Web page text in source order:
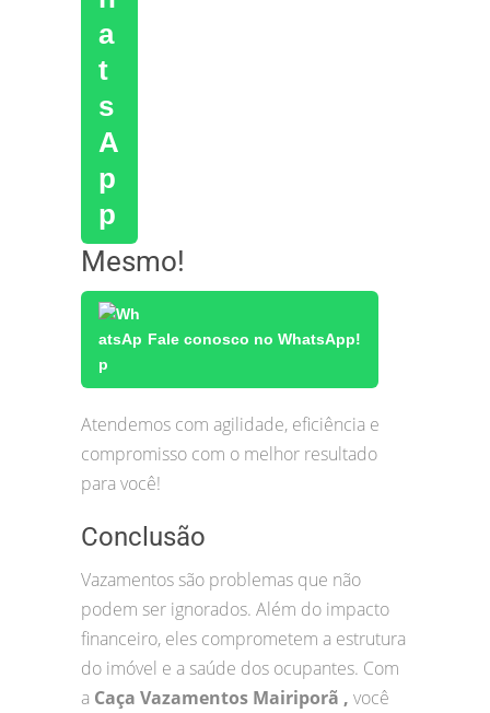
Mesmo!
Fale conosco no WhatsApp!
Atendemos com agilidade, eficiência e
compromisso com o melhor resultado
para você!
Conclusão
Vazamentos são problemas que não
podem ser ignorados. Além do impacto
financeiro, eles comprometem a estrutura
do imóvel e a saúde dos ocupantes. Com
a Caça Vazamentos Mairiporã , você